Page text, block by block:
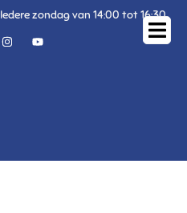
Iedere zondag van 14:00 tot 16:30